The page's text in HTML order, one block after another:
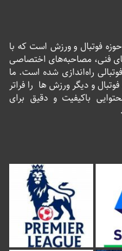
فوتبال و ورزش است که با
فنی، مصاحبه‌های اختصاصی
راه‌اندازی شده است. ما
و دیگر ورزش ها را فراتر
باکیفیت و دقیق برای